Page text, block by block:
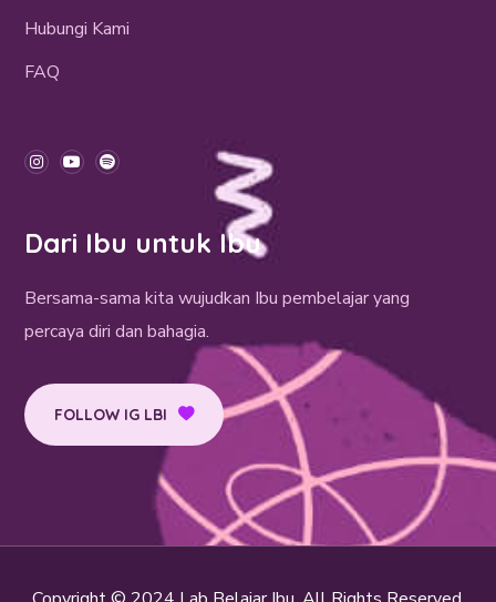
Hubungi Kami
FAQ
Dari Ibu untuk Ibu
Bersama-sama kita wujudkan Ibu pembelajar yang
percaya diri dan bahagia.
FOLLOW IG LBI